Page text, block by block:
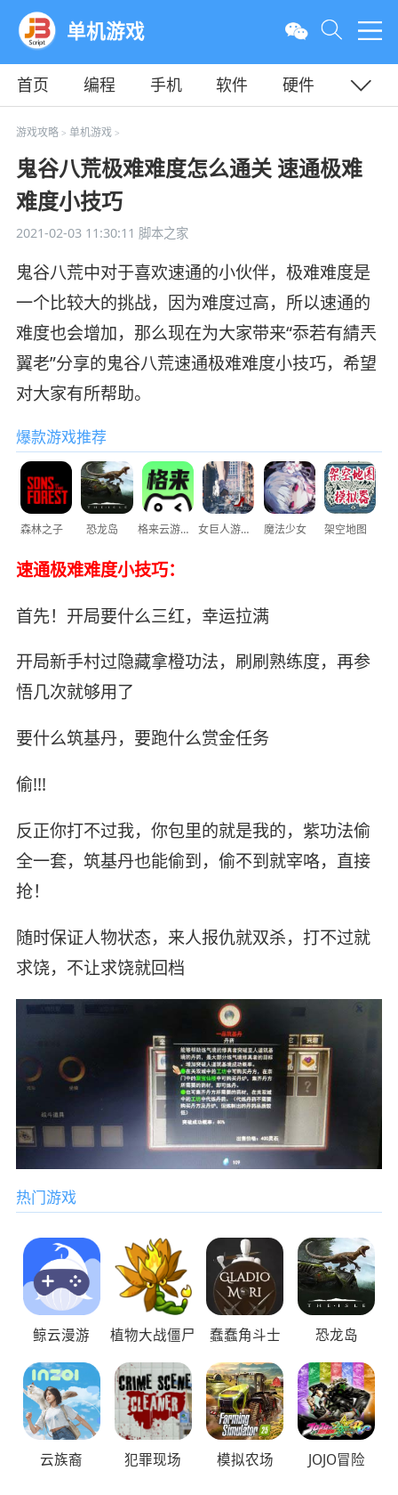
单机游戏
首页 编程 手机 软件
硬件
教程
平面
游戏攻略> 单机游戏>
鬼谷八荒极难难度怎么通关 速通极难
难度小技巧
2021-02-03 11:30:11 脚本之家
鬼谷八荒中对于喜欢速通的小伙伴，极难难度是
一个比较大的挑战，因为难度过高，所以速通的
难度也会增加，那么现在为大家带来“忝若有綪兲
翼老”分享的鬼谷八荒速通极难难度小技巧，希望
对大家有所帮助。
爆款游戏推荐
森林之子 恐龙岛 格来云游戏 女巨人游乐场 魔法少女 架空地图
速通极难难度小技巧：
首先！开局要什么三红，幸运拉满
开局新手村过隐藏拿橙功法，刷刷熟练度，再参
悟几次就够用了
要什么筑基丹，要跑什么赏金任务
偷!!!
反正你打不过我，你包里的就是我的，紫功法偷
全一套，筑基丹也能偷到，偷不到就宰咯，直接
抢！
随时保证人物状态，来人报仇就双杀，打不过就
求饶，不让求饶就回档
热门游戏
鲸云漫游 植物大战僵尸 蠢蠢角斗士 恐龙岛
云族裔 犯罪现场 模拟农场 JOJO冒险